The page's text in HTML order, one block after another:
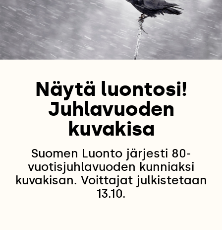
Näytä luontosi!
Juhlavuoden
kuvakisa
Suomen Luonto järjesti 80-
vuotisjuhlavuoden kunniaksi
kuvakisan. Voittajat julkistetaan
13.10.